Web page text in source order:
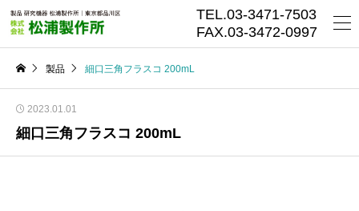
TEL.03-3471-7503
FAX.03-3472-0997
製品 細口三角フラスコ 200mL
2023.01.01
細口三角フラスコ 200mL